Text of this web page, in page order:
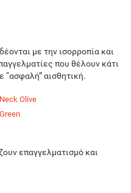
με την ισορροπία και
που θέλουν κάτι
“ασφαλή” αισθητική.
Olive
επαγγελματισμό και